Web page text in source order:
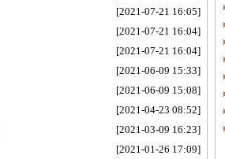
[2021-07-21 16:05]
[2021-07-21 16:04]
[2021-07-21 16:04]
[2021-06-09 15:33]
[2021-06-09 15:08]
[2021-04-23 08:52]
[2021-03-09 16:23]
[2021-01-26 17:09]